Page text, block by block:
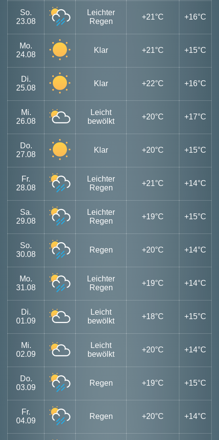
So.
23.08
Leichter
Regen
+21°C +16°C
Mo.
24.08
Klar +21°C +15°C
Di.
25.08
Klar +22°C +16°C
Mi.
26.08
Leicht
bewölkt
+20°C +17°C
Do.
27.08
Klar +20°C +15°C
Fr.
28.08
Leichter
Regen
+21°C +14°C
Sa.
29.08
Leichter
Regen
+19°C +15°C
So.
30.08
Regen +20°C +14°C
Mo.
31.08
Leichter
Regen
+19°C +14°C
Di.
01.09
Leicht
bewölkt
+18°C +15°C
Mi.
02.09
Leicht
bewölkt
+20°C +14°C
Do.
03.09
Regen +19°C +15°C
Fr.
04.09
Regen +20°C +14°C